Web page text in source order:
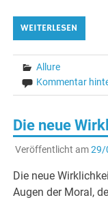
WEITERLESEN
Allure
Kommentar
Die neue
Veröffentlicht am29/
Die neue
Augen der Moral,